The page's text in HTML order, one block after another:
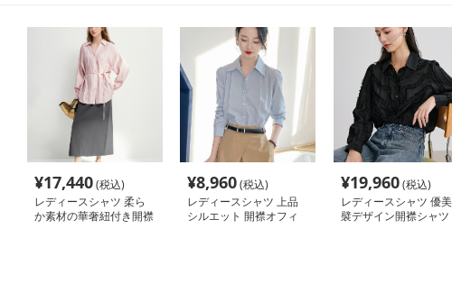
¥17,440(税込)
レディースシャツ 柔ら
か素材の華奢紐付き開襟
¥8,960(税込)
レディースシャツ 上品
シルエット 開襟オフィ
¥19,960(税込)
レディースシャツ 優美
襞デザイン開襟シャツ